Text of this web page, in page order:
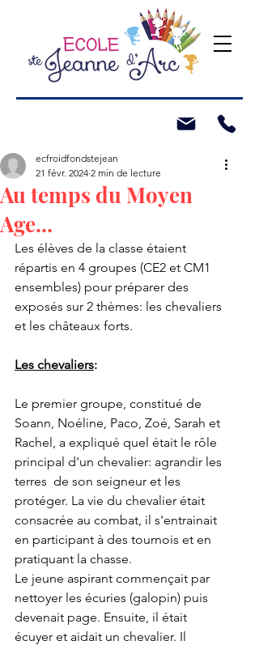
Au temps du Moyen
Age...
ecfroidfondstejean
21 févr. 2024 2 min de lecture
Les élèves de la classe étaient
répartis en 4 groupes (CE2 et CM1
ensembles) pour préparer des
exposés sur 2 thèmes: les chevaliers
et les châteaux forts.
Les chevaliers:
Le premier groupe, constitué de
Soann, Noéline, Paco, Zoé, Sarah et
Rachel, a expliqué quel était le rôle
principal d'un chevalier: agrandir les
terres  de son seigneur et les
protéger. La vie du chevalier était
consacrée au combat, il s'entrainait
en participant à des tournois et en
pratiquant la chasse.
Le jeune aspirant commençait par
nettoyer les écuries (galopin) puis
devenait page. Ensuite, il était
écuyer et aidait un chevalier. Il